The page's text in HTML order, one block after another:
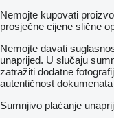
Nemojte kupovati
prosječne cijene slične
Nemojte davati
unaprijed. U slučaju
zatražiti dodatne
autentičnost
Sumnjivo plaćanje